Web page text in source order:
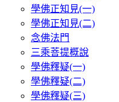
學佛正知見(一)
學佛正知見(二)
念佛法門
三乘菩提概說
學佛釋疑(一)
學佛釋疑(二)
學佛釋疑(三)